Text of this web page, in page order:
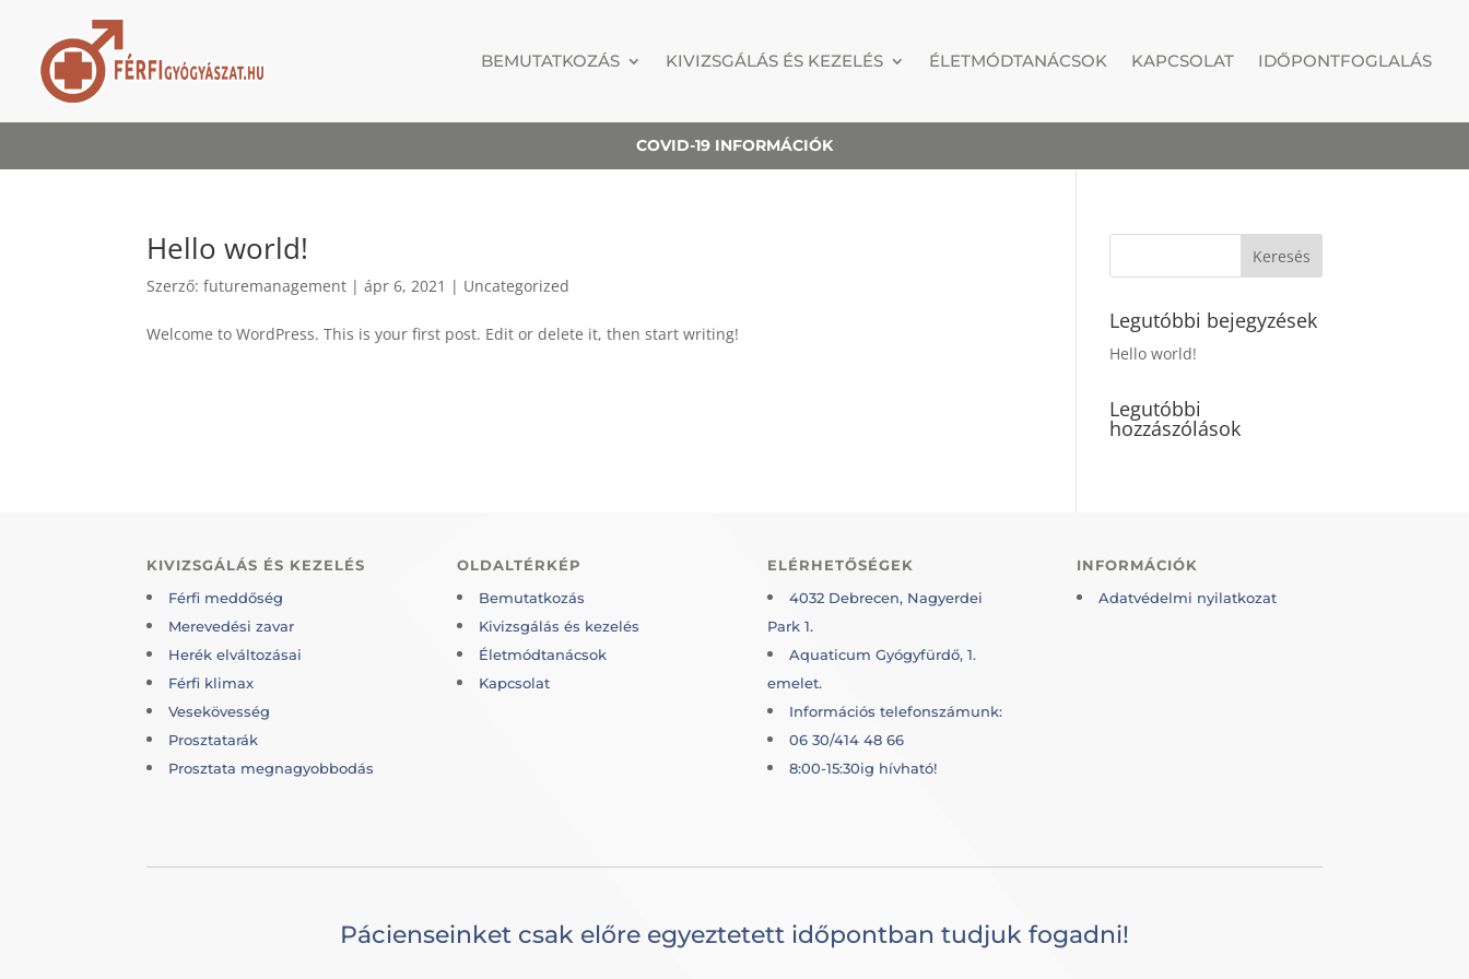
BEMUTATKOZÁS KIVIZSGÁLÁS ÉS KEZELÉS ÉLETMÓDTANÁCSOK KAPCSOLAT IDŐPONTFOGLALÁS
COVID-19 INFORMÁCIÓK
Hello world!
Szerző:futuremanagement |ápr 6, 2021 | Uncategorized
Welcome to WordPress. This is your first post. Edit or delete it, then start writing!
Legutóbbi bejegyzések
Hello world!
Legutóbbi
hozzászólások
KIVIZSGÁLÁS ÉS KEZELÉS
Férfi meddőség
Merevedési zavar
Herék elváltozásai
Férfi klimax
Vesekövesség
Prosztatarák
Prosztata megnagyobbodás
OLDALTÉRKÉP
Bemutatkozás
Kivizsgálás és kezelés
Életmódtanácsok
Kapcsolat
ELÉRHETŐSÉGEK
4032 Debrecen, Nagyerdei
Park 1.
Aquaticum Gyógyfürdő, 1.
emelet.
Információs telefonszámunk:
06 30/414 48 66
8:00-15:30ig hívható!
INFORMÁCIÓK
Adatvédelmi nyilatkozat
Pácienseinket csak előre egyeztetett időpontban tudjuk fogadni!